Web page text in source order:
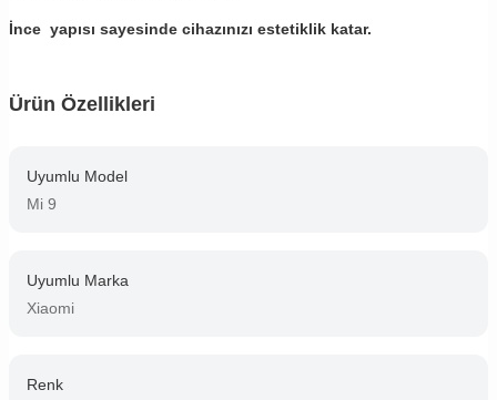
İnce yapısı sayesinde cihazınızı estetiklik katar.
Ürün Özellikleri
Uyumlu Model
Mi 9
Uyumlu Marka
Xiaomi
Renk